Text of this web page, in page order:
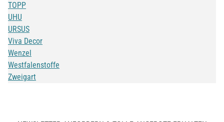
TOPP
UHU
URSUS
Viva Decor
Wenzel
Westfalenstoffe
Zweigart